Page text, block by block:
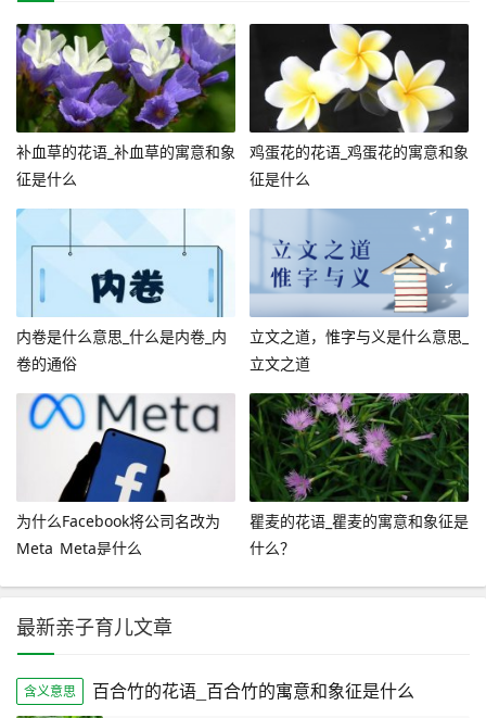
补血草的花语_补血草的寓意和象
征是什么
鸡蛋花的花语_鸡蛋花的寓意和象
征是什么
内卷是什么意思_什么是内卷_内
卷的通俗
立文之道，惟字与义是什么意思_
立文之道
为什么Facebook将公司名改为
Meta_Meta是什么
瞿麦的花语_瞿麦的寓意和象征是
什么？
最新亲子育儿文章
含义意思 百合竹的花语_百合竹的寓意和象征是什么